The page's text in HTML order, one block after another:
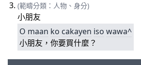
(範疇分類：人物、身分)
小朋友
O maan ko cakayen iso wawa^
小朋友，你要買什麼？